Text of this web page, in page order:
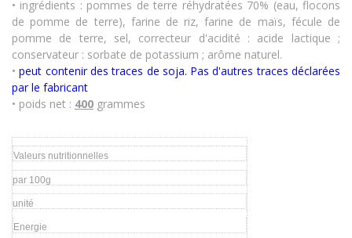
• ingrédients : pommes de terre réhydratées 70% (eau, flocons
de pomme de terre), farine de riz, farine de maïs, fécule de
pomme de terre, sel, correcteur d'acidité : acide lactique ;
conservateur : sorbate de potassium ; arôme naturel.
•peut contenir des traces de soja. Pas d'autres traces déclarées
par le fabricant
• poids net : 400 grammes
Valeurs nutritionnelles
par 100g
unité
Energie